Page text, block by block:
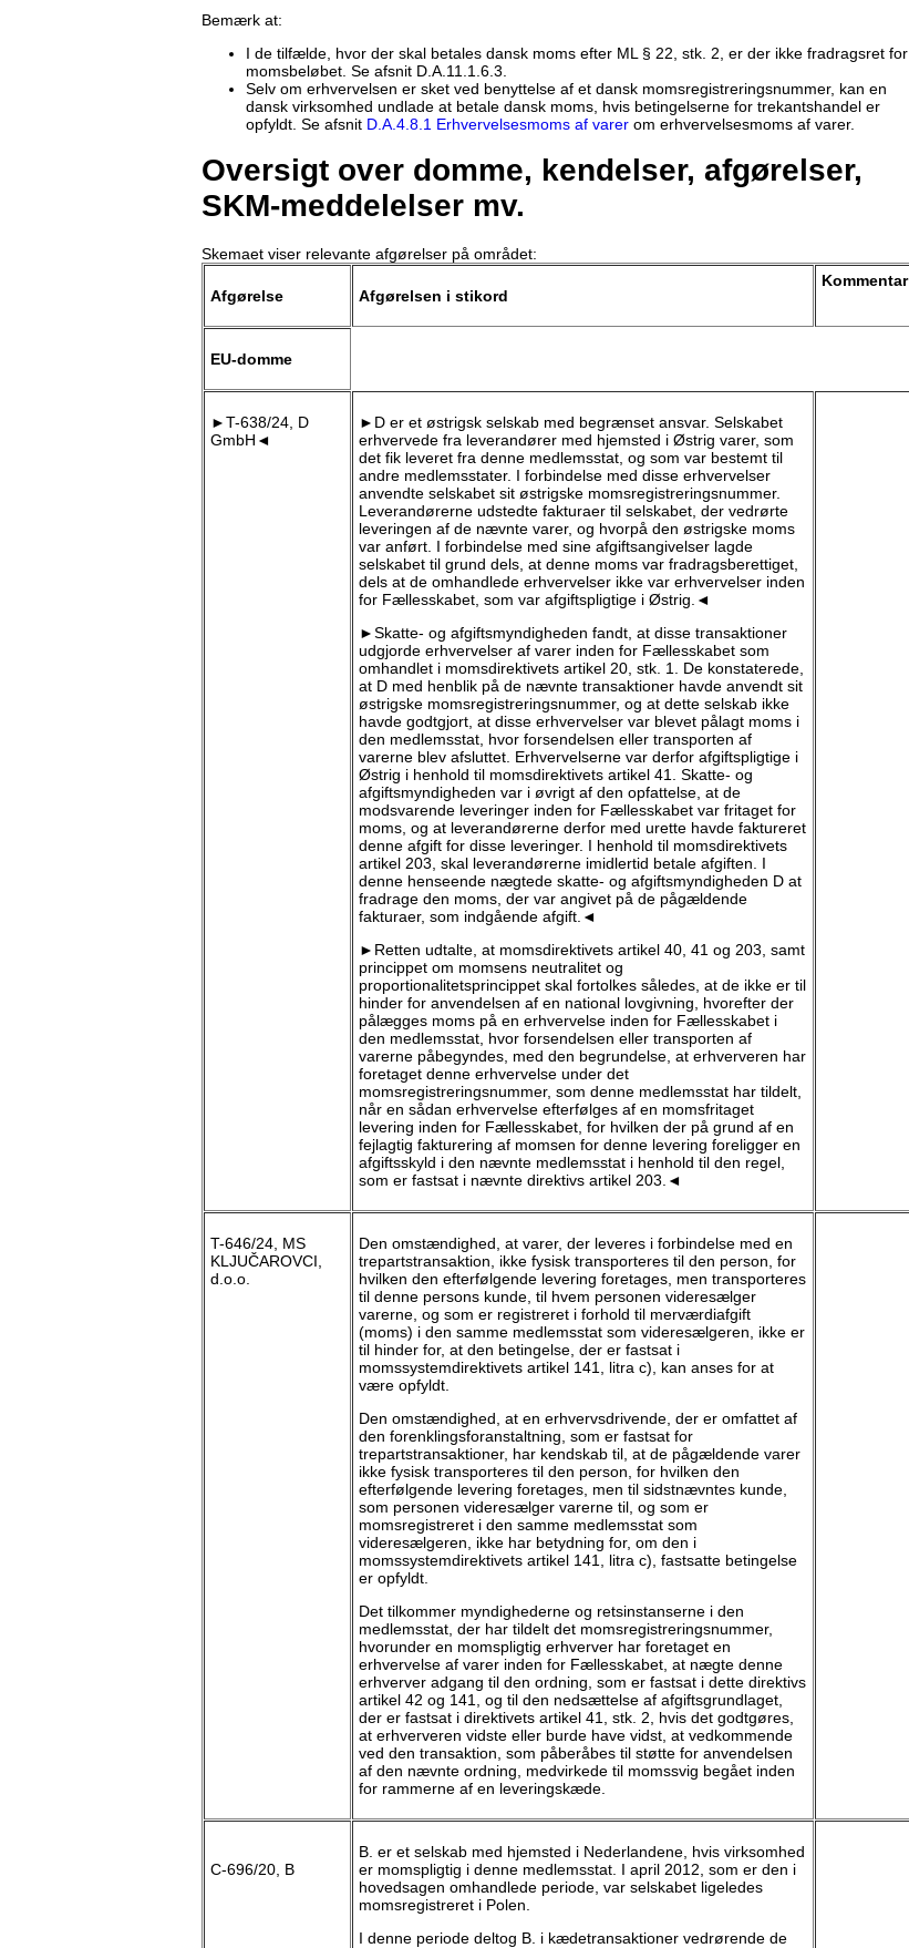
Bemærk at:
I de tilfælde, hvor der skal betales dansk moms efter ML § 22, stk. 2, er der ikke fradragsret for
momsbeløbet. Se afsnit D.A.11.1.6.3.
Selv om erhvervelsen er sket ved benyttelse af et dansk momsregistreringsnummer, kan en
dansk virksomhed undlade at betale dansk moms, hvis betingelserne for trekantshandel er
opfyldt. Se afsnit D.A.4.8.1 Erhvervelsesmoms af varer om erhvervelsesmoms af varer.
Oversigt over domme, kendelser, afgørelser,
SKM-meddelelser mv.
Skemaet viser relevante afgørelser på området:
Afgørelse Afgørelsen i stikord
Kommentar
EU-domme
►T-638/24, D
GmbH◄
►D er et østrigsk selskab med begrænset ansvar. Selskabet
erhvervede fra leverandører med hjemsted i Østrig varer, som
det fik leveret fra denne medlemsstat, og som var bestemt til
andre medlemsstater. I forbindelse med disse erhvervelser
anvendte selskabet sit østrigske momsregistreringsnummer.
Leverandørerne udstedte fakturaer til selskabet, der vedrørte
leveringen af de nævnte varer, og hvorpå den østrigske moms
var anført. I forbindelse med sine afgiftsangivelser lagde
selskabet til grund dels, at denne moms var fradragsberettiget,
dels at de omhandlede erhvervelser ikke var erhvervelser inden
for Fællesskabet, som var afgiftspligtige i Østrig.◄
►Skatte- og afgiftsmyndigheden fandt, at disse transaktioner
udgjorde erhvervelser af varer inden for Fællesskabet som
omhandlet i momsdirektivets artikel 20, stk. 1. De konstaterede,
at D med henblik på de nævnte transaktioner havde anvendt sit
østrigske momsregistreringsnummer, og at dette selskab ikke
havde godtgjort, at disse erhvervelser var blevet pålagt moms i
den medlemsstat, hvor forsendelsen eller transporten af
varerne blev afsluttet. Erhvervelserne var derfor afgiftspligtige i
Østrig i henhold til momsdirektivets artikel 41. Skatte- og
afgiftsmyndigheden var i øvrigt af den opfattelse, at de
modsvarende leveringer inden for Fællesskabet var fritaget for
moms, og at leverandørerne derfor med urette havde faktureret
denne afgift for disse leveringer. I henhold til momsdirektivets
artikel 203, skal leverandørerne imidlertid betale afgiften. I
denne henseende nægtede skatte- og afgiftsmyndigheden D at
fradrage den moms, der var angivet på de pågældende
fakturaer, som indgående afgift.◄
►Retten udtalte, at momsdirektivets artikel 40, 41 og 203, samt
princippet om momsens neutralitet og
proportionalitetsprincippet skal fortolkes således, at de ikke er til
hinder for anvendelsen af en national lovgivning, hvorefter der
pålægges moms på en erhvervelse inden for Fællesskabet i
den medlemsstat, hvor forsendelsen eller transporten af
varerne påbegyndes, med den begrundelse, at erhververen har
foretaget denne erhvervelse under det
momsregistreringsnummer, som denne medlemsstat har tildelt,
når en sådan erhvervelse efterfølges af en momsfritaget
levering inden for Fællesskabet, for hvilken der på grund af en
fejlagtig fakturering af momsen for denne levering foreligger en
afgiftsskyld i den nævnte medlemsstat i henhold til den regel,
som er fastsat i nævnte direktivs artikel 203.◄
T-646/24, MS
KLJUČAROVCI,
d.o.o.
Den omstændighed, at varer, der leveres i forbindelse med en
trepartstransaktion, ikke fysisk transporteres til den person, for
hvilken den efterfølgende levering foretages, men transporteres
til denne persons kunde, til hvem personen videresælger
varerne, og som er registreret i forhold til merværdiafgift
(moms) i den samme medlemsstat som videresælgeren, ikke er
til hinder for, at den betingelse, der er fastsat i
momssystemdirektivets artikel 141, litra c), kan anses for at
være opfyldt.
Den omstændighed, at en erhvervsdrivende, der er omfattet af
den forenklingsforanstaltning, som er fastsat for
trepartstransaktioner, har kendskab til, at de pågældende varer
ikke fysisk transporteres til den person, for hvilken den
efterfølgende levering foretages, men til sidstnævntes kunde,
som personen videresælger varerne til, og som er
momsregistreret i den samme medlemsstat som
videresælgeren, ikke har betydning for, om den i
momssystemdirektivets artikel 141, litra c), fastsatte betingelse
er opfyldt.
Det tilkommer myndighederne og retsinstanserne i den
medlemsstat, der har tildelt det momsregistreringsnummer,
hvorunder en momspligtig erhverver har foretaget en
erhvervelse af varer inden for Fællesskabet, at nægte denne
erhverver adgang til den ordning, som er fastsat i dette direktivs
artikel 42 og 141, og til den nedsættelse af afgiftsgrundlaget,
der er fastsat i direktivets artikel 41, stk. 2, hvis det godtgøres,
at erhververen vidste eller burde have vidst, at vedkommende
ved den transaktion, som påberåbes til støtte for anvendelsen
af den nævnte ordning, medvirkede til momssvig begået inden
for rammerne af en leveringskæde.
C-696/20, B
B. er et selskab med hjemsted i Nederlandene, hvis virksomhed
er momspligtig i denne medlemsstat. I april 2012, som er den i
hovedsagen omhandlede periode, var selskabet ligeledes
momsregistreret i Polen.
I denne periode deltog B. i kædetransaktioner vedrørende de